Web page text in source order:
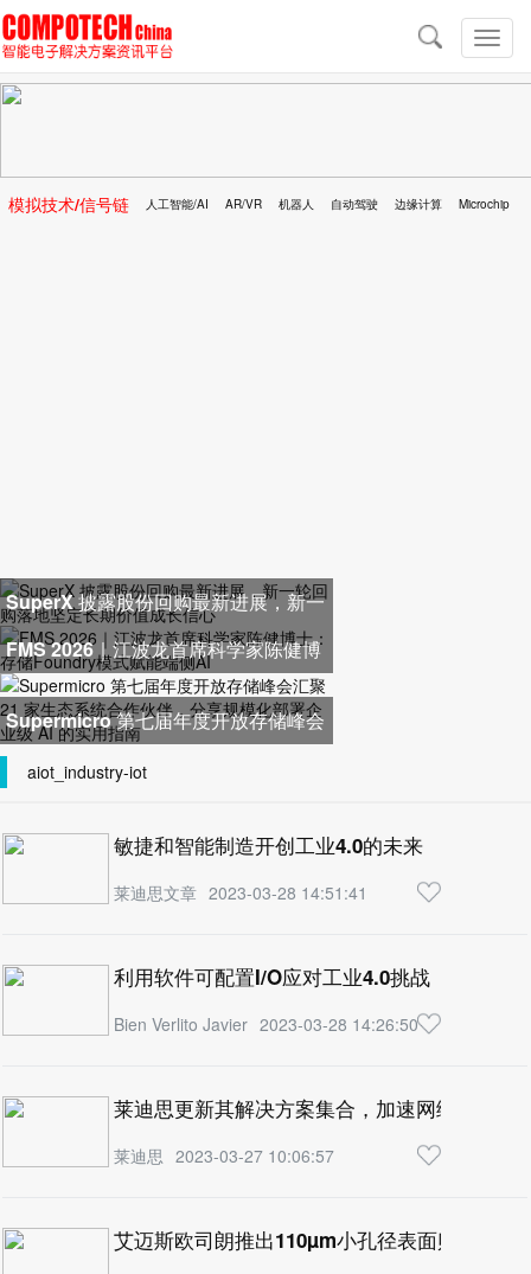
切
换
导
导
航
模拟技术/信号链 人工智能/AI AR/VR 机器人 自动驾驶 边缘计算 Microchip
SuperX 披露股份回购最新进展，新一
轮回购落地坚定长期价值成长
FMS 2026｜江波龙首席科学家陈健博
士：存储Foundry模式赋能端侧
Supermicro 第七届年度开放存储峰会
汇聚 21 家生态系统合作伙伴，
aiot_industry-iot
敏捷和智能制造开创工业4.0的未来
莱迪思文章 2023-03-28 14:51:41
利用软件可配置I/O应对工业4.0挑战
Bien Verlito Javier 2023-03-28 14:26:50
莱迪思更新其解决方案集合，加速网络边缘的
莱迪思 2023-03-27 10:06:57
艾迈斯欧司朗推出110µm小孔径表面贴装EEL